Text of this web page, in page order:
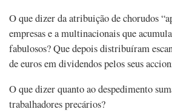
O que dizer da atribuição de chorudos
empresas e a multinacionais que
fabulosos? Que depois distribuíram
de euros em dividendos pelos seus
O que dizer quanto ao despedimento
trabalhadores precários?